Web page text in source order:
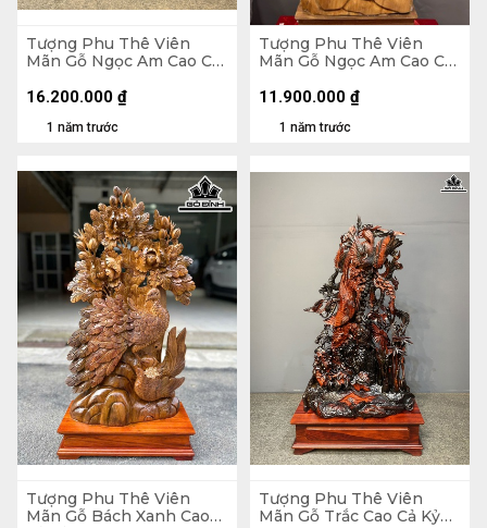
Tượng Phu Thê Viên
Mãn Gỗ Ngọc Am Cao Cả
(cm) - Kỷ Cao 35
1 năm trước
16.200.000 ₫
Tượng Phu Thê Viên
Mãn Gỗ Ngọc Am Cao Cả
(cm) - Kỷ Cao 15 (cm)
1 năm trước
11.900.000 ₫
Tượng Phu Thê Viên
Mãn Gỗ Bách Xanh Cao
Tượng Phu Thê Viên
Mãn Gỗ Trắc Cao Cả Kỷ